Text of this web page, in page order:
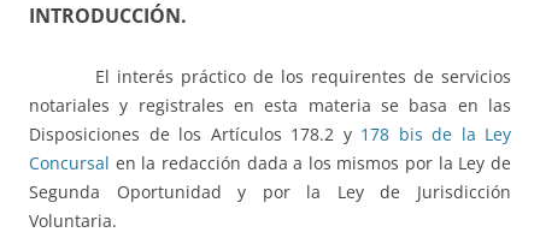
INTRODUCCIÓN.
El interés práctico de los requirentes de servicios
notariales y registrales en esta materia se basa en las
Disposiciones de los Artículos 178.2 y 178 bis de la Ley
Concursal en la redacción dada a los mismos por la Ley de
Segunda Oportunidad y por la Ley de Jurisdicción
Voluntaria.